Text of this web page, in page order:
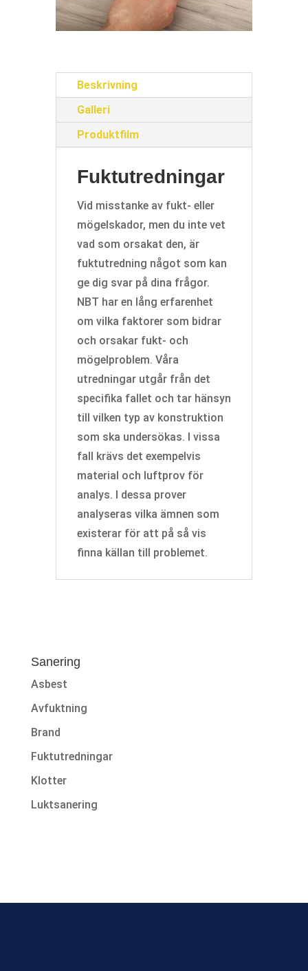
Beskrivning
Galleri
Produktfilm
Fuktutredningar
Vid misstanke av fukt- eller
mögelskador, men du inte vet
vad som orsakat den, är
fuktutredning något som kan
ge dig svar på dina frågor.
NBT har en lång erfarenhet
om vilka faktorer som bidrar
och orsakar fukt- och
mögelproblem. Våra
utredningar utgår från det
specifika fallet och tar hänsyn
till vilken typ av konstruktion
som ska undersökas. I vissa
fall krävs det exempelvis
material och luftprov för
analys. I dessa prover
analyseras vilka ämnen som
existerar för att på så vis
finna källan till problemet.
Sanering
Asbest
Avfuktning
Brand
Fuktutredningar
Klotter
Luktsanering